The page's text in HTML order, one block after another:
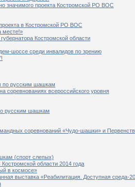
значимого проекта Костромской РО ВОС
в Костромской РО ВОС
месте!»
Костромской области
шоссе среди инвалидов по зрению
по русским шашкам
соревнованиях всероссийского уровня
русским шашкам
соревнований «Чудо-шашки» и
(спорт слепых)
области 2014 года
в космосе»
выставка «Реабилитация. Доступная среда-